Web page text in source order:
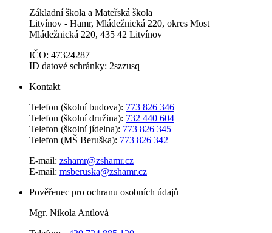
Základní škola a Mateřská škola
Litvínov - Hamr, Mládežnická 220, okres Most
Mládežnická 220, 435 42 Litvínov
IČO: 47324287
ID datové schránky: 2szzusq
Kontakt
Telefon (školní budova): 773 826 346
Telefon (školní družina): 732 440 604
Telefon (školní jídelna): 773 826 345
Telefon (MŠ Beruška): 773 826 342
E-mail: zshamr@zshamr.cz
E-mail: msberuska@zshamr.cz
Pověřenec pro ochranu osobních údajů
Mgr. Nikola Antlová